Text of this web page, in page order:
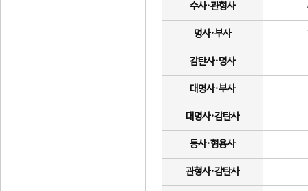
수사·관형사
명사·부사
감탄사·명사
대명사·부사
대명사·감탄사
동사·형용사
관형사·감탄사